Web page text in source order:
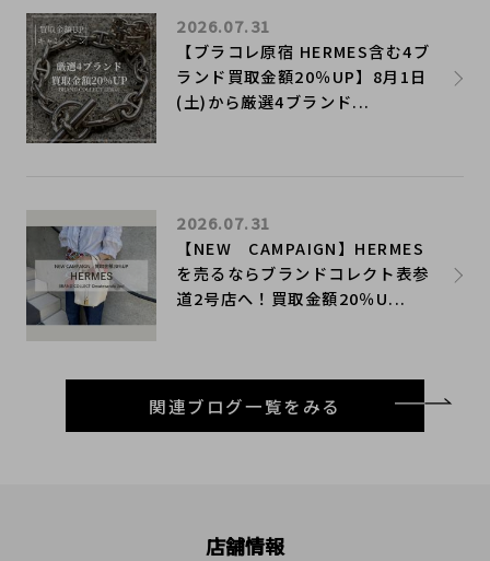
【ブラコレ原宿 HERMES含む4ブ
ランド買取金額20％UP】8月1日
(土)から厳選4ブランド...
2026.07.31
【NEW CAMPAIGN】HERMES
を売るならブランドコレクト表参
道2号店へ！買取金額20％U...
2026.07.31
関連ブログ一覧をみる
店舗情報